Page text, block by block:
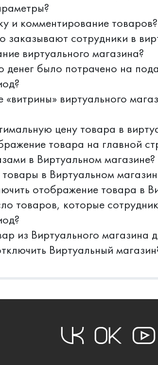
и комментирование товаров?
заказывают сотрудники в
виртуального магазина?
денег было потрачено на
«витрины» виртуального
цену товара в
товара на главной
в Виртуальном магазине?
в Виртуальном
отображение товара в
товаров, которые
из Виртуального магазина
Виртуальный